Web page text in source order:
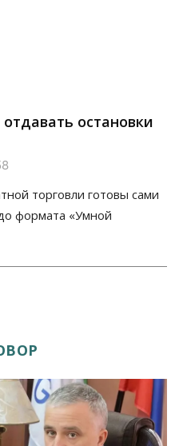
остановки
торговли готовы сами
формата «Умной